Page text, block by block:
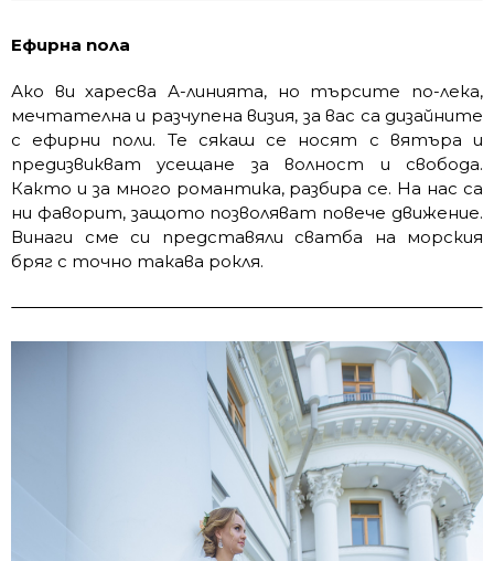
Ефирна пола
Ако ви харесва А-линията, но търсите по-лека,
мечтателна и разчупена визия, за вас са дизайните
с ефирни поли. Те сякаш се носят с вятъра и
предизвикват усещане за волност и свобода.
Както и за много романтика, разбира се. На нас са
ни фаворит, защото позволяват повече движение.
Винаги сме си представяли сватба на морския
бряг с точно такава рокля.